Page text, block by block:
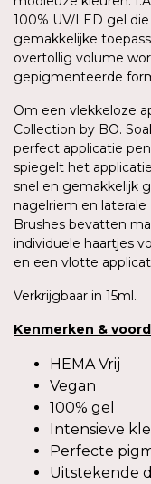
100% UV/LED gel
gemakkelijke
overtollig volume
gepigmenteerde
Om een vlekkeloze
Collection by BO.
perfect applicatie
spiegelt het
snel en gemakkelijk
nagelriem en
Brushes bevatten
individuele haartjes
en een vlotte
Verkrijgbaar in 15ml.
Kenmerken &
HEMA Vrij
Vegan
100% gel
Intensieve
Perfecte
Uitstekende